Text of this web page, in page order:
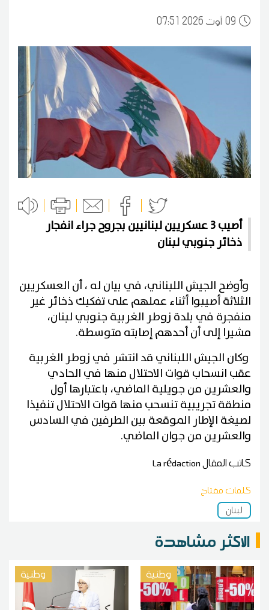
0907:51 2026 أوت
أصيب 3 عسكريين لبنانيين بجروح جراء انفجار
ذخائر جنوبي لبنان
وأوضح الجيش اللبناني، في بيان له ، أن العسكريين
الثلاثة أصيبوا أثناء عملهم على تفكيك ذخائر غير
منفجرة في بلدة زوطر الغربية جنوبي لبنان،
مشيرا إلى أن أحدهم إصابته متوسطة.
وكان الجيش اللبناني قد انتشر في زوطر الغربية
عقب انسحاب قوات الاحتلال منها في الحادي
والعشرين من جويلية الماضي، باعتبارها أول
منطقة تجريبية تنسحب منها قوات الاحتلال تنفيذا
لصيغة الإطار الموقعة بين الطرفين في السادس
والعشرين من جوان الماضي.
كاتب المقالLa rédaction
كلمات مفتاح
لبنان
الاكثر مشاهدة
وطنية وطنية